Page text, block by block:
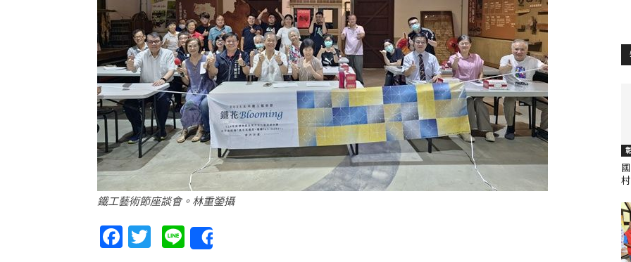
活
新
鐵工藝術節座談會。林重鎣攝
Facebook
Twitter
Line